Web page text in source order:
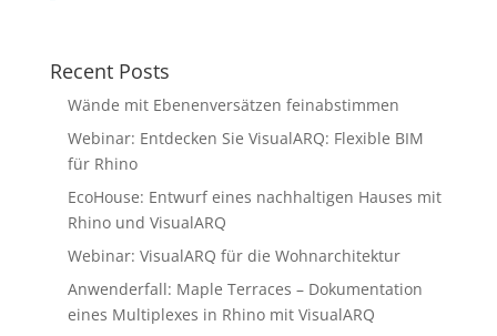
Recent Posts
Wände mit Ebenenversätzen feinabstimmen
Webinar: Entdecken Sie VisualARQ: Flexible BIM
für Rhino
EcoHouse: Entwurf eines nachhaltigen Hauses mit
Rhino und VisualARQ
Webinar: VisualARQ für die Wohnarchitektur
Anwenderfall: Maple Terraces – Dokumentation
eines Multiplexes in Rhino mit VisualARQ